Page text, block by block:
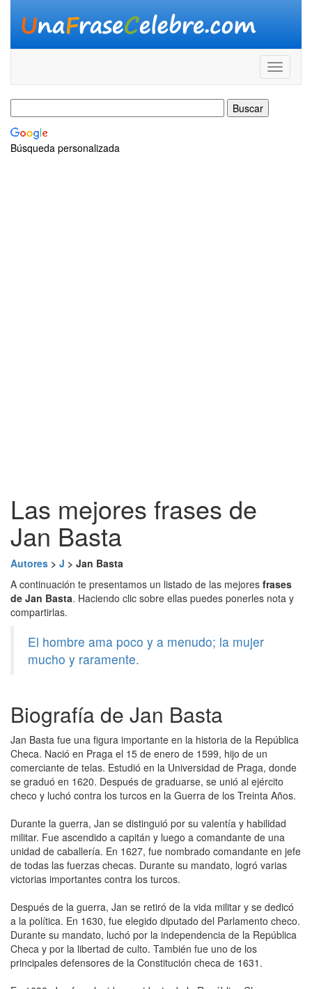
Búsqueda personalizada
Las mejores frases de
Jan Basta
Autores > J > Jan Basta
A continuación te presentamos un listado de las mejores frases
de Jan Basta. Haciendo clic sobre ellas puedes ponerles nota y
compartirlas.
El hombre ama poco y a menudo; la mujer
mucho y raramente.
Biografía de Jan Basta
Jan Basta fue una figura importante en la historia de la República
Checa. Nació en Praga el 15 de enero de 1599, hijo de un
comerciante de telas. Estudió en la Universidad de Praga, donde
se graduó en 1620. Después de graduarse, se unió al ejército
checo y luchó contra los turcos en la Guerra de los Treinta Años.
Durante la guerra, Jan se distinguió por su valentía y habilidad
militar. Fue ascendido a capitán y luego a comandante de una
unidad de caballería. En 1627, fue nombrado comandante en jefe
de todas las fuerzas checas. Durante su mandato, logró varias
victorias importantes contra los turcos.
Después de la guerra, Jan se retiró de la vida militar y se dedicó
a la política. En 1630, fue elegido diputado del Parlamento checo.
Durante su mandato, luchó por la independencia de la República
Checa y por la libertad de culto. También fue uno de los
principales defensores de la Constitución checa de 1631.